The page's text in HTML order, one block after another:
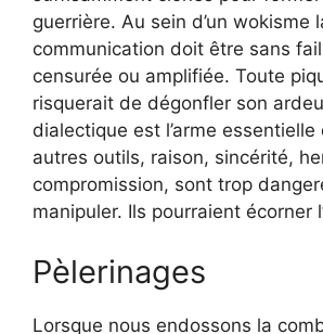
guerrière. Au sein d’un wokisme
communication doit être sans
censurée ou amplifiée. Toute
risquerait de dégonfler son
dialectique est l’arme
autres outils, raison, sincérité,
compromission, sont trop
manipuler. Ils pourraient écorner
Pèlerinages
Lorsque nous endossons la